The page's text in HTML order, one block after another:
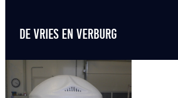
DE VRIES EN VERBURG